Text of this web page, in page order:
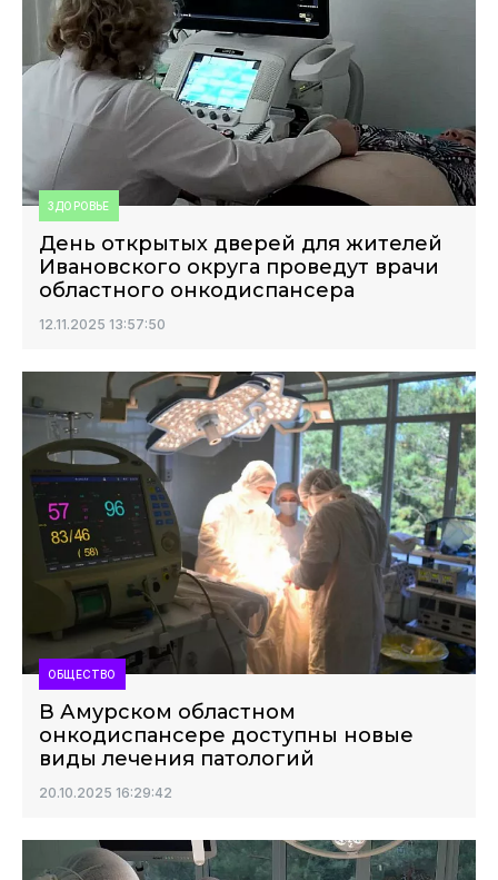
ЗДОРОВЬЕ
День открытых дверей для жителей
Ивановского округа проведут врачи
областного онкодиспансера
12.11.2025 13:57:50
ОБЩЕСТВО
В Амурском областном
онкодиспансере доступны новые
виды лечения патологий
20.10.2025 16:29:42